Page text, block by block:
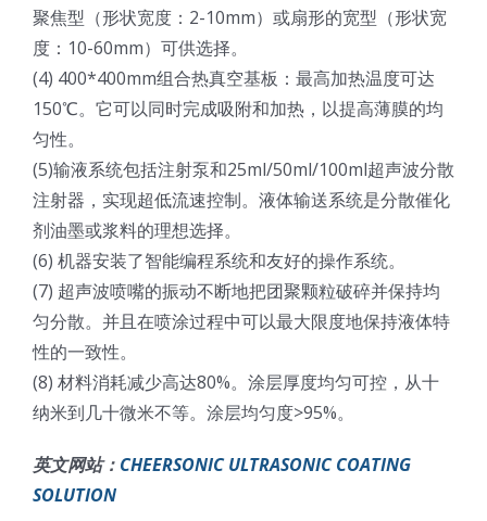
双进液
耐化学腐蚀的喷嘴
喷嘴兼容性
聚焦型（形状宽度：2-10mm）或扇形的宽型（形状宽
度：10-60mm）可供选择。
(4) 400*400mm组合热真空基板：最高加热温度可达
150℃。它可以同时完成吸附和加热，以提高薄膜的均
匀性。
(5)输液系统包括注射泵和25ml/50ml/100ml超声波分散
注射器，实现超低流速控制。液体输送系统是分散催化
剂油墨或浆料的理想选择。
(6) 机器安装了智能编程系统和友好的操作系统。
(7) 超声波喷嘴的振动不断地把团聚颗粒破碎并保持均
匀分散。并且在喷涂过程中可以最大限度地保持液体特
性的一致性。
(8) 材料消耗减少高达80%。涂层厚度均匀可控，从十
纳米到几十微米不等。涂层均匀度>95%。
英文网站： CHEERSONIC ULTRASONIC COATING
SOLUTION